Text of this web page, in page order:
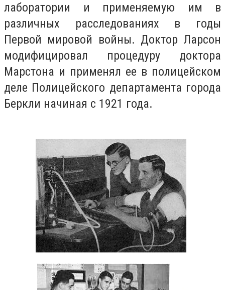
лаборатории и применяемую им в
различных расследованиях в годы
Первой мировой войны. Доктор Ларсон
модифицировал процедуру доктора
Марстона и применял ее в полицейском
деле Полицейского департамента города
Беркли начиная с 1921 года.